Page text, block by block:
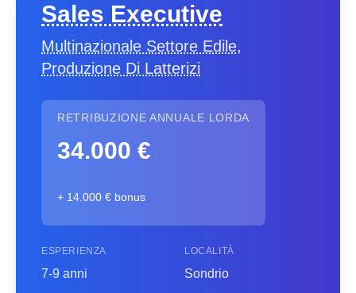
Sales Executive
Multinazionale Settore Edile,
Produzione Di Latterizi
RETRIBUZIONE ANNUALE LORDA
34.000 €
+ 14.000 € bonus
ESPERIENZA
7-9 anni
LOCALITÀ
Sondrio